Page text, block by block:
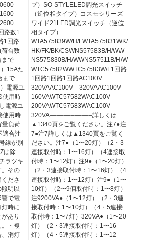
路数1
1回路
荷台数
まで
15Aた
まで
電源ユ
使用時
電源ユ
使用時
量負荷
適合注
線が別
は除
ラツキ
。その
ださ
明以
響で電
時に
あり
・複
、消灯
プ）SO-STYLELED調光スイッチ
（逆位相タイプ）コスモシリーズ
ワイド21LED調光スイッチ（逆位
相タイプ）
WTA575839W/H/FWTA575831WK/
HK/FK/BK/CSWNS57583B/H/WW
NS575830B/H/WWNS57511B/H/W
WTC57582WWTC57583W/F1回路
1回路1回路1回路AC100V
320VAAC100V 320VAAC100V
160VAWTC57582WAC100V
200VAWTC57583WAC100V
320VA––––––––––––詳しくは
▲1340頁をご覧ください。注7●注
7●注7詳しくは▲1340頁をご覧く
ださい。注7●（1〜20灯）（2・3
連接取付時：1〜16灯）（4連接取
付時：1〜12灯）注9●（1〜20灯）
（2・3連接取付時：1〜16灯）（4
連接取付時：1〜12灯）注9●（1〜
10灯）（2〜9個取付時：1〜8灯）
注9200VA●（1〜12灯）（2・3連
接取付時：1〜10灯）（4・5連接
取付時：1〜7灯）320VA●（1〜20
灯）（2・3連接取付時：1〜16
灯）（4・5連接取付時：1〜12